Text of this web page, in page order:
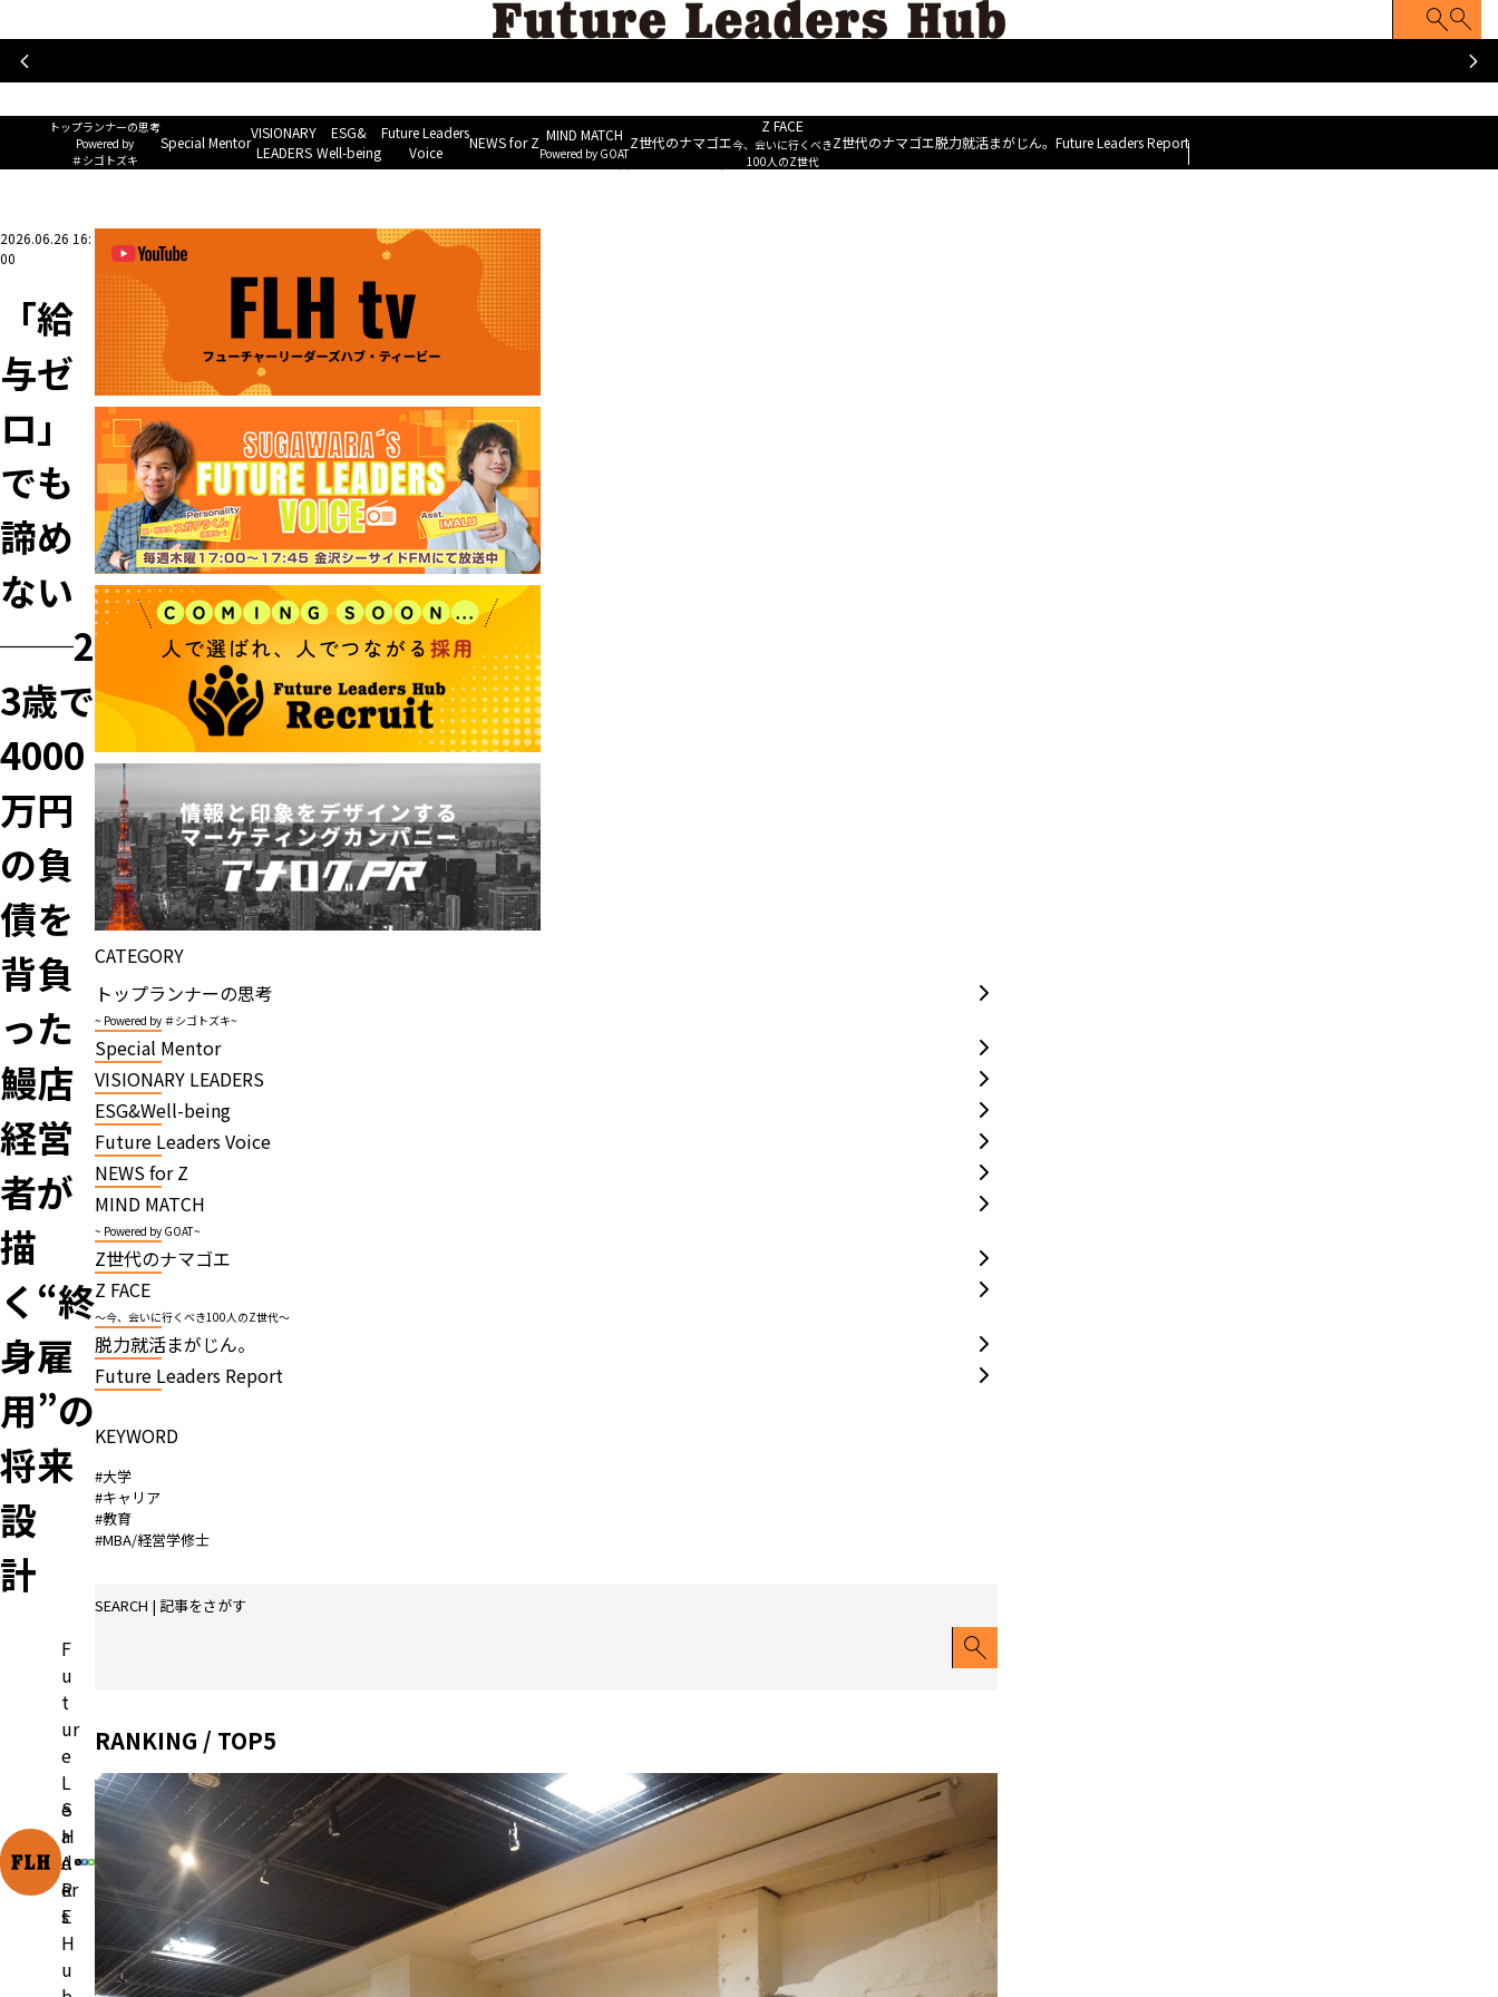
脱力就活まが
トップランナーの思考
Powered by
＃シゴトズキ
Special Mentor
VISIONARY
LEADERS
ESG&
Well-being
Future Leaders
Voice
NEWS for Z MIND MATCH
Powered by GOAT
Z世代のナマゴエ
Z FACE
今、会いに行くべき
100人のZ世代
Z世代のナマゴエ脱力就活まがじん。 Future Leaders Report
VISIONARY LEADERS 「給与ゼロ」でも諦めない──23歳で4000万円の負債を背負った鰻店経営者が描く“終身雇用”の将来設計
2026.06.26 16:
00
「給
与ゼ
ロ」
でも
諦め
ない
──2
3歳で
4000
万円
の負
債を
背負
った
鰻店
経営
者が
描
く“終
身雇
用”の
将来
設
計
F
u
t
ur
e
L
e
a
d
er
s
H
u
S
H
A
R
E
CATEGORY
トップランナーの思考
~ Powered by ＃シゴトズキ~
Special Mentor
VISIONARY LEADERS
ESG&Well-being
Future Leaders Voice
NEWS for Z
MIND MATCH
~ Powered by GOAT~
Z世代のナマゴエ
Z FACE
～今、会いに行くべき100人のZ世代～
脱力就活まがじん。
Future Leaders Report
KEYWORD
#大学
#キャリア
#教育
#MBA/経営学修士
SEARCH | 記事をさがす
RANKING / TOP5